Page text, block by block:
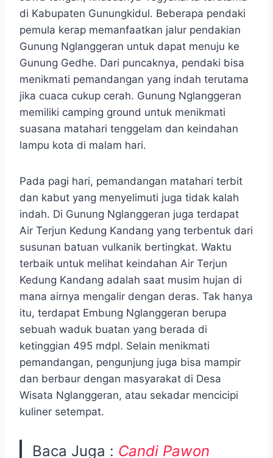
di Kabupaten Gunungkidul. Beberapa pendaki
pemula kerap memanfaatkan jalur pendakian
Gunung Nglanggeran untuk dapat menuju ke
Gunung Gedhe. Dari puncaknya, pendaki bisa
menikmati pemandangan yang indah terutama
jika cuaca cukup cerah. Gunung Nglanggeran
memiliki camping ground untuk menikmati
suasana matahari tenggelam dan keindahan
lampu kota di malam hari.
Pada pagi hari, pemandangan matahari terbit
dan kabut yang menyelimuti juga tidak kalah
indah. Di Gunung Nglanggeran juga terdapat
Air Terjun Kedung Kandang yang terbentuk dari
susunan batuan vulkanik bertingkat. Waktu
terbaik untuk melihat keindahan Air Terjun
Kedung Kandang adalah saat musim hujan di
mana airnya mengalir dengan deras. Tak hanya
itu, terdapat Embung Nglanggeran berupa
sebuah waduk buatan yang berada di
ketinggian 495 mdpl. Selain menikmati
pemandangan, pengunjung juga bisa mampir
dan berbaur dengan masyarakat di Desa
Wisata Nglanggeran, atau sekadar mencicipi
kuliner setempat.
Baca Juga : Candi Pawon